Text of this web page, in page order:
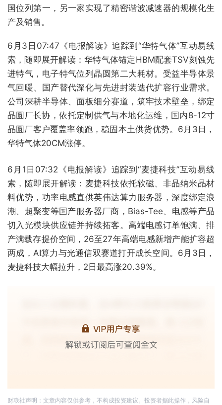
国位列第一，另一家实现了精密谐波减速器的规模化生
产及销售。
6月3日07:47《电报解读》追踪到“华特气体”互动易线
索，随即展开解读：华特气体锚定HBM配套TSV刻蚀先
进特气，电子特气位列晶圆第二大耗材。受益半导体景
气回暖、国产替代深化与先进封装迭代扩容行业需求。
公司深耕半导体、面板细分赛道，筑牢技术壁垒，绑定
晶圆厂长协，依托定制供气与本地化运维，国内8-12寸
晶圆厂客户覆盖率领跑，稳固本土供货优势。6月3日，
华特气体20CM涨停。
6月1日07:32《电报解读》追踪到“麦捷科技”互动易线
索，随即展开解读：麦捷科技依托软磁、非晶纳米晶材
料优势，功率电感直供英伟达算力服务器，深度绑定浪
潮、超聚变等国产服务器厂商，Bias-Tee、电感等产品
切入光模块供应链并持续拓客。高端电感订单饱满、排
产满载存提价空间，26至27年高端电感新增产能扩容超
两成，AI算力与光通信双赛道打开成长空间。6月3日，
麦捷科技大幅拉升，2日最高涨20.39%。
财联社声明：文章内容仅供参考，不构成投资建议。投资者据此操作，风险自